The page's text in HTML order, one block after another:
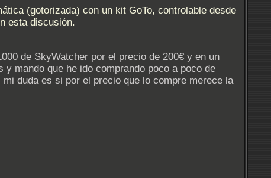
(gotorizada) con un kit GoTo, controlable desde
esta discusión.
de SkyWatcher por el precio de 200€ y en un
mando que he ido comprando poco a poco de
duda es si por el precio que lo compre merece la